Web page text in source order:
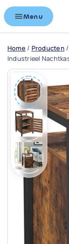
Menu
Home / Producten/
Industrieel